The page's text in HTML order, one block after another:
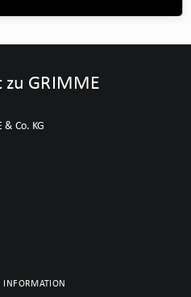
GRIMME
Co. KG
INFORMATION